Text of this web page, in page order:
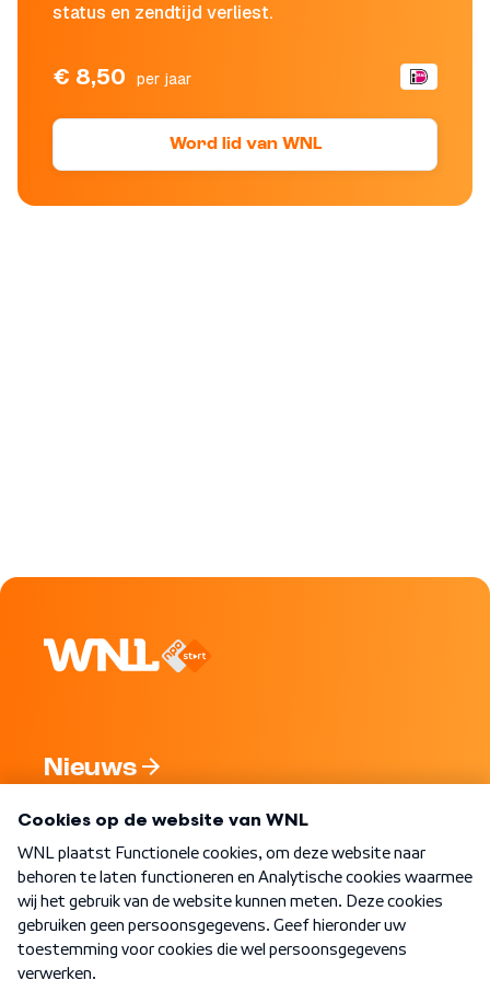
status en zendtijd verliest.
€ 8,50 per jaar
Word lid van WNL
Nieuws
Nieuwsbrief
Word Lid